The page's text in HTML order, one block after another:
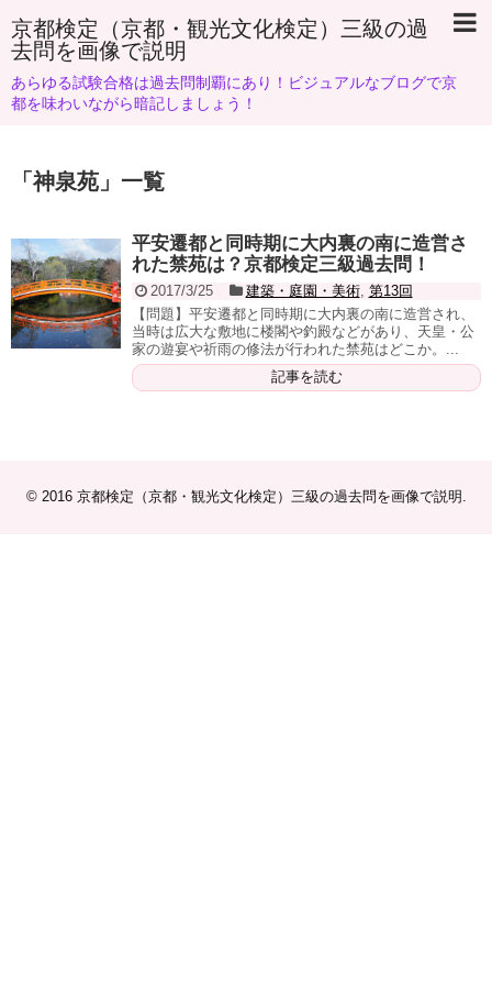
京都検定（京都・観光文化検定）三級の過
去問を画像で説明
あらゆる試験合格は過去問制覇にあり！ビジュアルなブログで京
都を味わいながら暗記しましょう！
「神泉苑 」 一覧
平安遷都と同時期に大内裏の南に造営さ
れた禁苑は？京都検定三級過去問！
2017/3/25 建築・庭園・美術, 第13回
【問題】平安遷都と同時期に大内裏の南に造営され、
当時は広大な敷地に楼閣や釣殿などがあり、天皇・公
家の遊宴や祈雨の修法が行われた禁苑はどこか。...
記事を読む
© 2016 京都検定（京都・観光文化検定）三級の過去問を画像で説明